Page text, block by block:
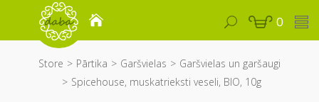
0
Store Pārtika Garšvielas
Garšvielas un garšaugi
Spicehouse, muskatrieksti veseli, BIO, 10g